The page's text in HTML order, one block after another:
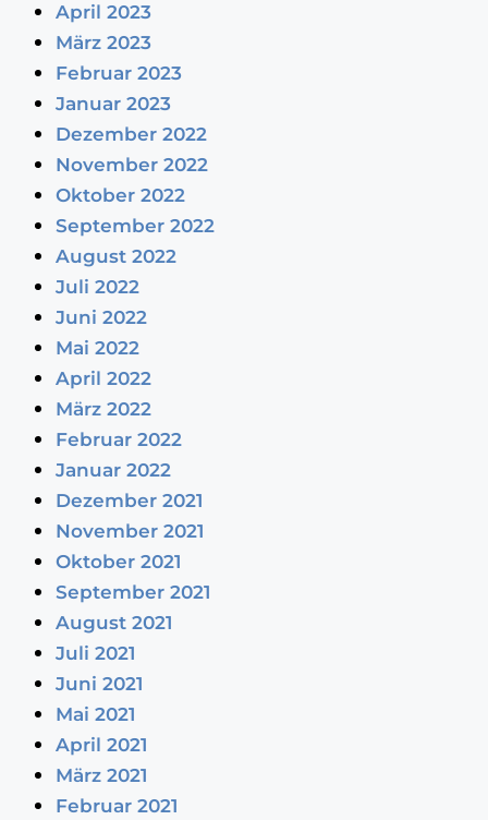
April 2023
März 2023
Februar 2023
Januar 2023
Dezember 2022
November 2022
Oktober 2022
September 2022
August 2022
Juli 2022
Juni 2022
Mai 2022
April 2022
März 2022
Februar 2022
Januar 2022
Dezember 2021
November 2021
Oktober 2021
September 2021
August 2021
Juli 2021
Juni 2021
Mai 2021
April 2021
März 2021
Februar 2021